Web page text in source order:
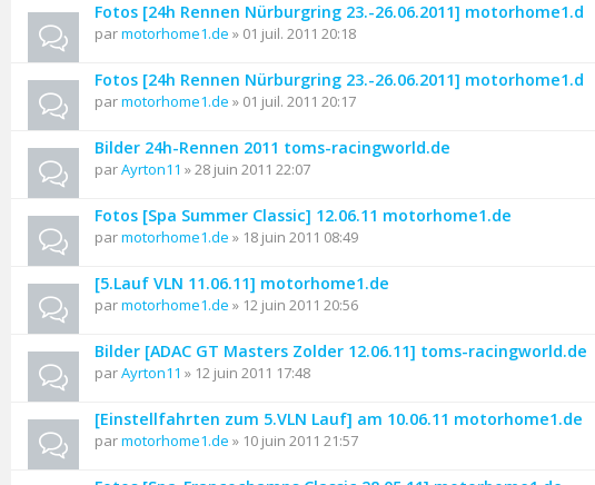
Fotos [24h Rennen Nürburgring 23.-26.06.2011] motorhome1.d
parmotorhome1.de » 01 juil. 2011 20:18
Fotos [24h Rennen Nürburgring 23.-26.06.2011] motorhome1.d
parmotorhome1.de » 01 juil. 2011 20:17
Bilder 24h-Rennen 2011 toms-racingworld.de
parAyrton11 » 28 juin 2011 22:07
Fotos [Spa Summer Classic] 12.06.11 motorhome1.de
parmotorhome1.de » 18 juin 2011 08:49
[5.Lauf VLN 11.06.11] motorhome1.de
parmotorhome1.de » 12 juin 2011 20:56
Bilder [ADAC GT Masters Zolder 12.06.11] toms-racingworld.de
parAyrton11 » 12 juin 2011 17:48
[Einstellfahrten zum 5.VLN Lauf] am 10.06.11 motorhome1.de
parmotorhome1.de » 10 juin 2011 21:57